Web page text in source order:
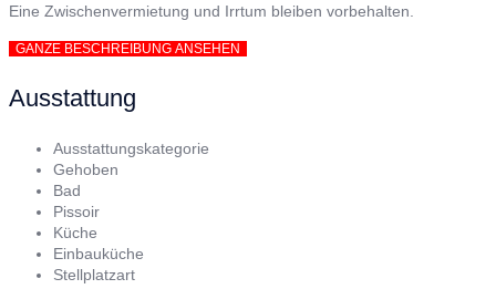
Eine Zwischenvermietung und Irrtum bleiben vorbehalten.
GANZE BESCHREIBUNG ANSEHEN
Ausstattung
Ausstattungskategorie
Gehoben
Bad
Pissoir
Küche
Einbauküche
Stellplatzart